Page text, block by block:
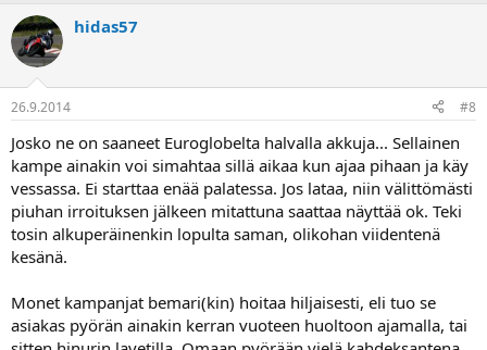
hidas57
26.9.2014 #8
Josko ne on saaneet Euroglobelta halvalla akkuja... Sellainen
kampe ainakin voi simahtaa sillä aikaa kun ajaa pihaan ja käy
vessassa. Ei starttaa enää palatessa. Jos lataa, niin välittömästi
piuhan irroituksen jälkeen mitattuna saattaa näyttää ok. Teki
tosin alkuperäinenkin lopulta saman, olikohan viidentenä
kesänä.
Monet kampanjat bemari(kin) hoitaa hiljaisesti, eli tuo se
asiakas pyörän ainakin kerran vuoteen huoltoon ajamalla, tai